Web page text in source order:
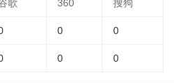
歌 360 搜狗
0 0
0 0